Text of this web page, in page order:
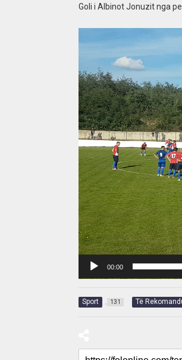
Goli i Albinot Jonuzit nga
00:00
Sport 131 Të